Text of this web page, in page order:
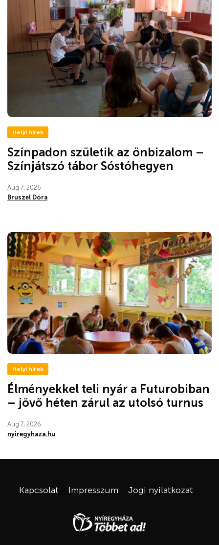
Helyi hírek
Színpadon születik az önbizalom –
Színjátszó tábor Sóstóhegyen
Aug 7, 2026
Bruszel Dóra
Helyi hírek
Élményekkel teli nyár a Futurobiban
– jövő héten zárul az utolsó turnus
Aug 7, 2026
nyiregyhaza.hu
Kapcsolat Impresszum Jogi nyilatkozat